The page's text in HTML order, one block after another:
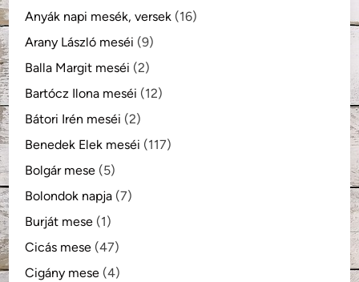
Anyák napi mesék, versek (16)
Arany László meséi (9)
Balla Margit meséi (2)
Bartócz Ilona meséi (12)
Bátori Irén meséi (2)
Benedek Elek meséi (117)
Bolgár mese (5)
Bolondok napja (7)
Burját mese (1)
Cicás mese (47)
Cigány mese (4)